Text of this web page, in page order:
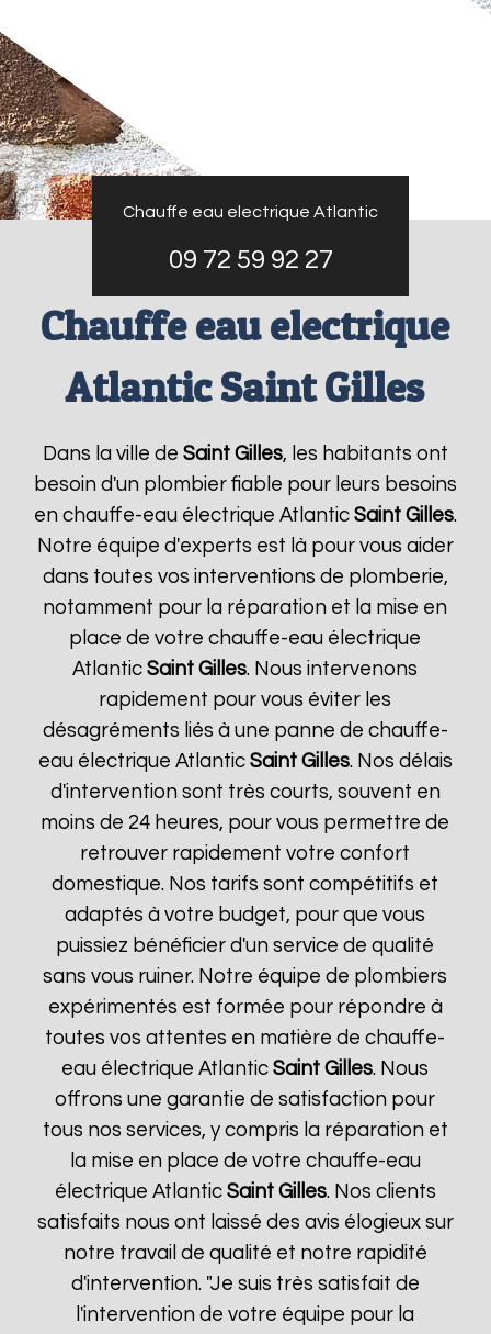
Chauffe eau electrique Atlantic
09 72 59 92 27
Chauffe eau electrique
Atlantic Saint Gilles
Dans la ville de Saint Gilles, les habitants ont
besoin d'un plombier fiable pour leurs besoins
en chauffe-eau électrique Atlantic Saint Gilles.
Notre équipe d'experts est là pour vous aider
dans toutes vos interventions de plomberie,
notamment pour la réparation et la mise en
place de votre chauffe-eau électrique
AtlanticSaint Gilles. Nous intervenons
rapidement pour vous éviter les
désagréments liés à une panne de chauffe-
eau électrique Atlantic Saint Gilles. Nos délais
d'intervention sont très courts, souvent en
moins de 24 heures, pour vous permettre de
retrouver rapidement votre confort
domestique. Nos tarifs sont compétitifs et
adaptés à votre budget, pour que vous
puissiez bénéficier d'un service de qualité
sans vous ruiner. Notre équipe de plombiers
expérimentés est formée pour répondre à
toutes vos attentes en matière de chauffe-
eau électrique AtlanticSaint Gilles. Nous
offrons une garantie de satisfaction pour
tous nos services, y compris la réparation et
la mise en place de votre chauffe-eau
électrique Atlantic Saint Gilles. Nos clients
satisfaits nous ont laissé des avis élogieux sur
notre travail de qualité et notre rapidité
d'intervention. "Je suis très satisfait de
l'intervention de votre équipe pour la